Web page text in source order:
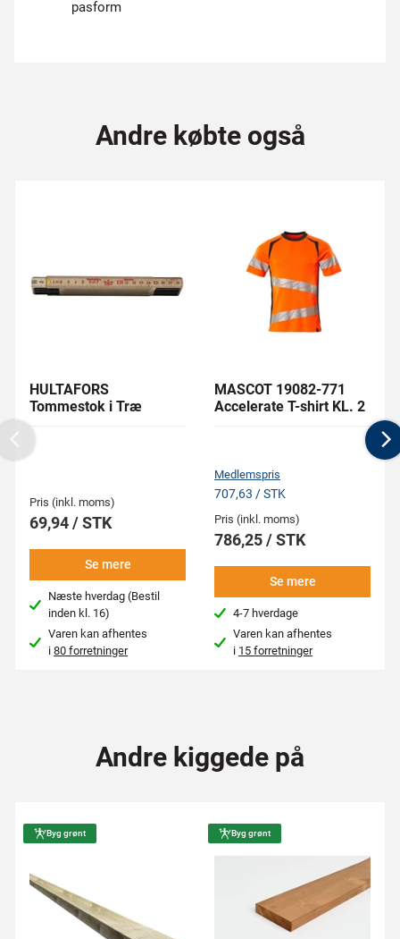
pasform
Andre købte også
HULTAFORS
Tommestok i Træ
Pris (inkl. moms)
69,94 / STK
Se mere
Næste hverdag (Bestil
inden kl. 16)
Varen kan afhentes
i80 forretninger
MASCOT 19082-771
Accelerate T-shirt KL. 2
Medlemspris
707,63 / STK
Pris (inkl. moms)
786,25 / STK
Se mere
4-7 hverdage
Varen kan afhentes
i 15 forretninger
Previous
Andre kiggede på
Byg grønt Byg grønt